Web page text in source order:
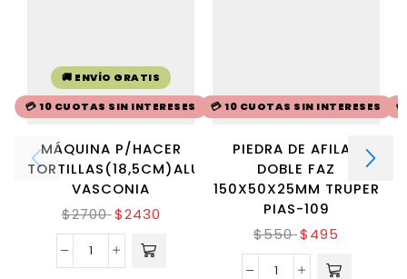
🚚 ENVÍO GRATIS
💳 10 CUOTAS SIN INTERESES
MÁQUINA P/HACER
TORTILLAS(18,5CM)ALUMINIO
VASCONIA
$2700 $2430
💳 10 CUOTAS SIN INTERESES
PIEDRA DE AFILAR
DOBLE FAZ
150X50X25MM TRUPER
PIAS-109
$550 $495